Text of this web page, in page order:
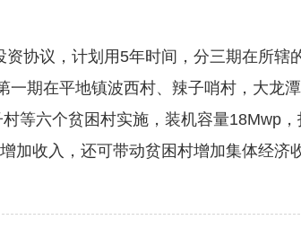
议，计划用5年时间，分三期在所辖
期在平地镇波西村、辣子哨村，大龙
等六个贫困村实施，装机容量18Mwp
加收入，还可带动贫困村增加集体经济